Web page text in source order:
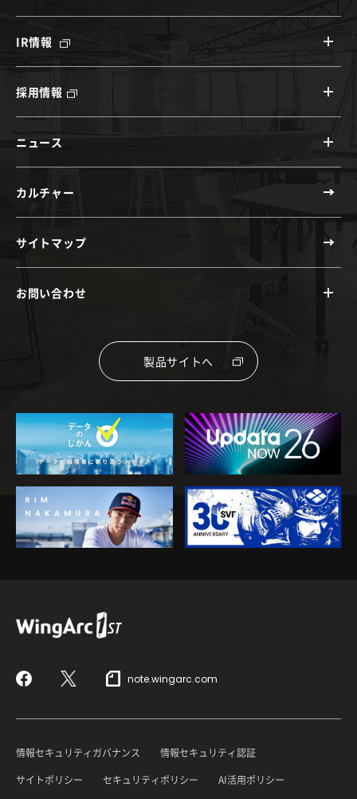
IR情報
採用情報
ニュース
カルチャー
サイトマップ
お問い合わせ
製品サイトへ
FacebookX note.wingarc.com
情報セキュリティガバナンス
情報セキュリティ認証
サイトポリシー
セキュリティポリシー AI活用ポリシー